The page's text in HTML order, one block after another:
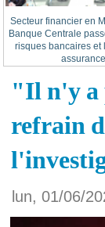
Secteur financier en
Banque Centrale
risques bancaires et
"Il n'y a
refrain
lun, 01/06/